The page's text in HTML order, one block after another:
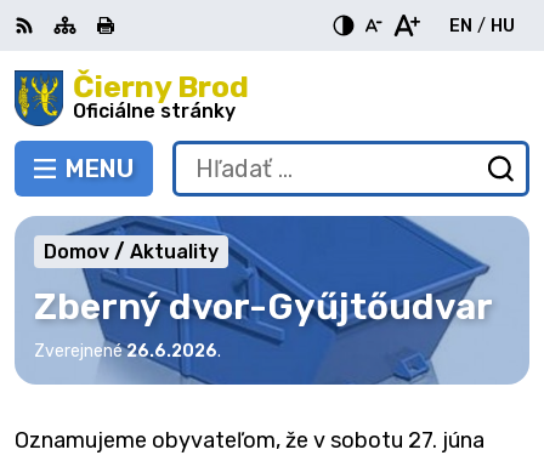
Preskočiť
na
obsah Čierny Brod
Oficiálne stránky
PREPNÚŤ
MENU
RSS MapaTlačiť
EN
English
/ HU
Hľadať:
Zberný dvor-Gyűjtőudvar
Domov Aktuality
Zverejnené26.6.2026.
Oznamujeme obyvateľom, že v sobotu 27. júna